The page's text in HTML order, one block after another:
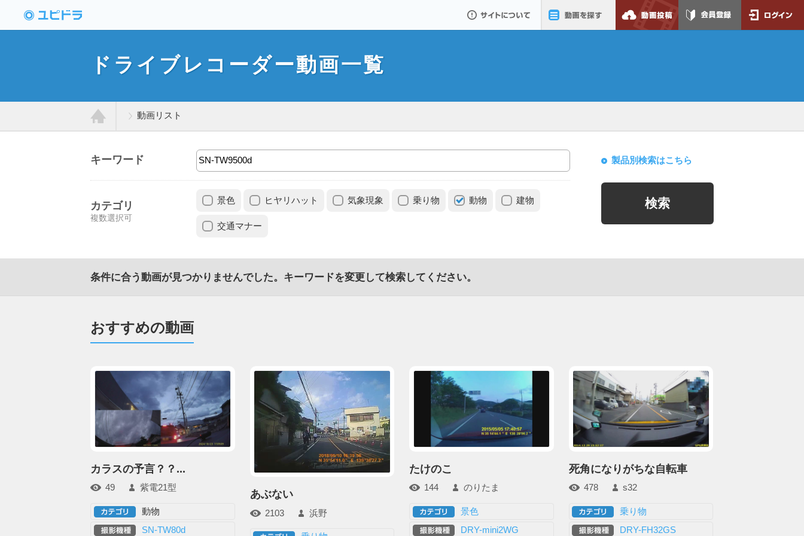
ドライブレコーダー動画一覧
ム
動画リスト
キーワード
カテゴリ
複数選択可
景色 ヒヤリハット 気象現象 乗り物 動物 建物
交通マナー
製品別検索はこちら
条件に合う動画が見つかりませんでした。キーワードを変更して検索してください。
おすすめの動画
カラスの予言？？...
49 紫電21型
動物
SN-TW80d
あぶない
2103 浜野
たけのこ
144 のりたま
景色
DRY-mini2WG
死角になりがちな自転車
478 s32
乗り物
DRY-FH32GS